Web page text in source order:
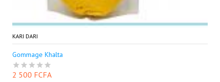
KARI DARI
Gommage Khalta
2 500 FCFA